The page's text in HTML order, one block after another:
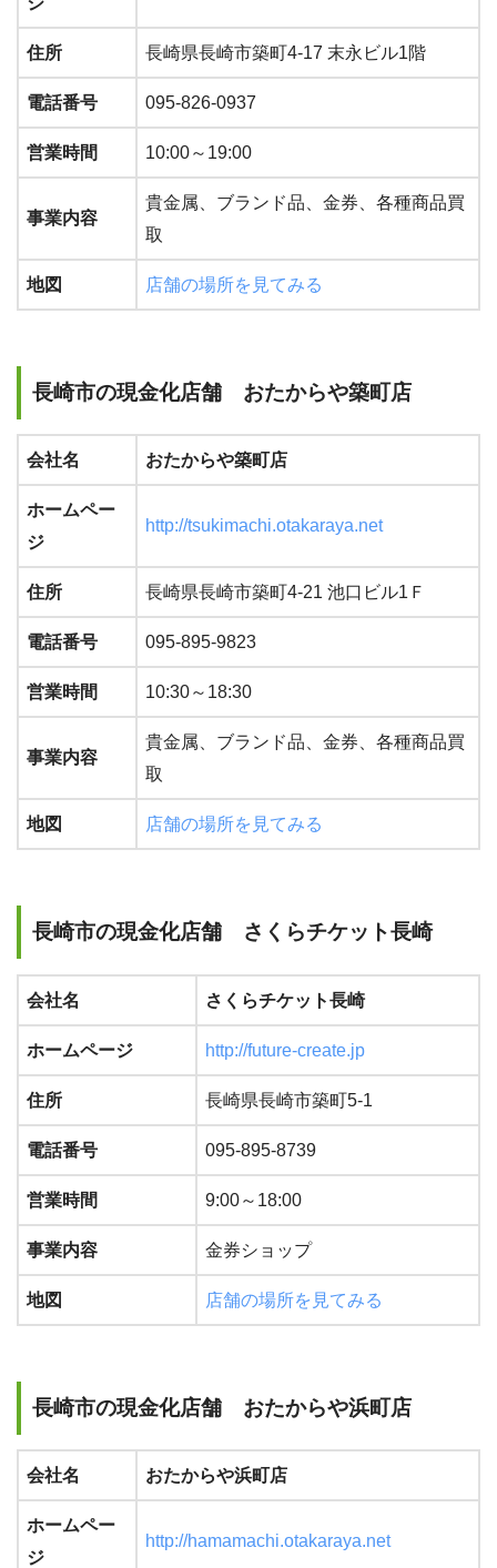
住所 長崎県長崎市築町4-17 末永ビル1階
電話番号 095-826-0937
営業時間 10:00～19:00
事業内容
貴金属、ブランド品、金券、各種商品買
取
地図 店舗の場所を見てみる
長崎市の現金化店舗 おたからや築町店
会社名 おたからや築町店
ホームペー
ジ
http://tsukimachi.otakaraya.net
住所 長崎県長崎市築町4-21 池口ビル1Ｆ
電話番号 095-895-9823
営業時間 10:30～18:30
事業内容
貴金属、ブランド品、金券、各種商品買
取
地図 店舗の場所を見てみる
長崎市の現金化店舗 さくらチケット長崎
会社名 さくらチケット長崎
ホームページ http://future-create.jp
住所 長崎県長崎市築町5-1
電話番号 095-895-8739
営業時間 9:00～18:00
事業内容 金券ショップ
地図 店舗の場所を見てみる
長崎市の現金化店舗 おたからや浜町店
会社名 おたからや浜町店
ホームペー
ジ
http://hamamachi.otakaraya.net